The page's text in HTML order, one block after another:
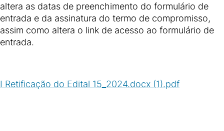
altera as datas de preenchimento do formulário de
entrada e da assinatura do termo de compromisso,
assim como altera o link de acesso ao formulário de
entrada.
I Retificação do Edital 15_2024.docx (1).pdf